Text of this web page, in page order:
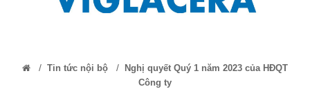
/ Tin tức nội bộ /
Nghị quyết Quý 1 năm 2023 của HĐQT
Công ty